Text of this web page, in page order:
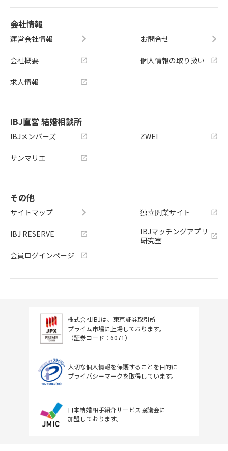
会社情報
運営会社情報
会社概要
求人情報
お問合せ
個人情報の取り扱い
IBJ直営 結婚相談所
IBJメンバーズ
サンマリエ
ZWEI
その他
サイトマップ
IBJ RESERVE
会員ログインページ
独立開業サイト
IBJマッチングアプリ
研究室
株式会社IBJは、東京証券取引所
プライム市場に上場しております。
（証券コード：6071）
大切な個人情報を保護することを目的に
プライバシーマークを取得しています。
日本結婚相手紹介サービス協議会に
加盟しております。